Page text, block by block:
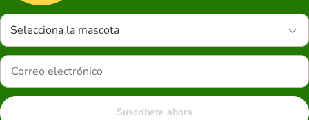
Selecciona la mascota
Suscríbete ahora